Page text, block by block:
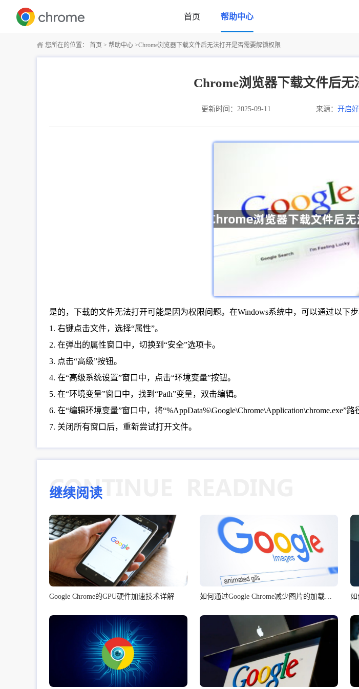
首页 帮助中心
您所在的位置： 首页 > 帮助中心 >Chrome浏览器下载文件后无法打开是否需要解锁权限
Chrome浏览器下载文件后
更新时间：2025-09-11 来源： 开启
是的，下载的文件无法打开可能是因为权限问题。在Windows系统中，可以通过以下步
1. 右键点击文件，选择“属性”。
2. 在弹出的属性窗口中，切换到“安全”选项卡。
3. 点击“高级”按钮。
4. 在“高级系统设置”窗口中，点击“环境变量”按钮。
5. 在“环境变量”窗口中，找到“Path”变量，双击编辑。
6. 在“编辑环境变量”窗口中，将“%AppData%\Google\Chrome\Application\chrome.exe”
7. 关闭所有窗口后，重新尝试打开文件。
继续阅读
Google Chrome的GPU硬件加速技术详解 如何通过Google Chrome减少图片的加载时间 如